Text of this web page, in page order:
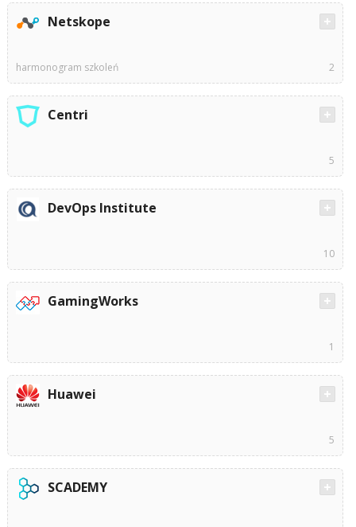
Netskope
harmonogram szkoleń 2
Centri
5
DevOps Institute
10
GamingWorks
1
Huawei
5
SCADEMY